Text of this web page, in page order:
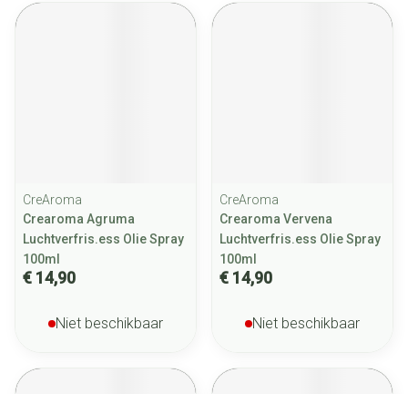
CreAroma
Crearoma Agruma
Luchtverfris.ess Olie Spray
100ml
€ 14,90
Niet beschikbaar
CreAroma
Crearoma Vervena
Luchtverfris.ess Olie Spray
100ml
€ 14,90
Niet beschikbaar